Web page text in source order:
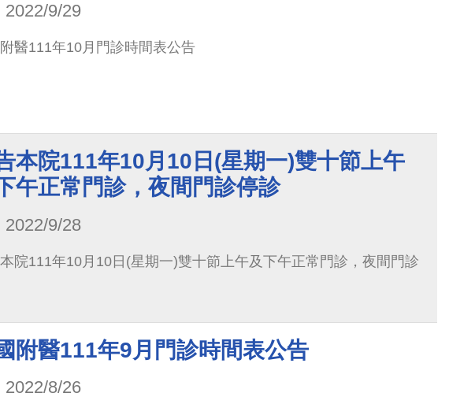
2022/9/29
醫111年10月門診時間表公告
本院111年10月10日(星期一)雙十節上午
午正常門診，夜間門診停診
2022/9/28
院111年10月10日(星期一)雙十節上午及下午正常門診，夜間門診
附醫111年9月門診時間表公告
2022/8/26